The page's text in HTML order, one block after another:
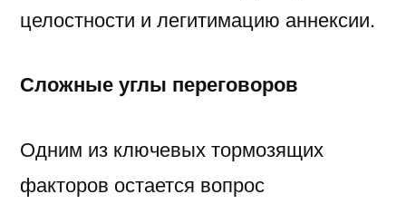
целостности и легитимацию аннексии.
Сложные углы переговоров
Одним из ключевых тормозящих
факторов остается вопрос